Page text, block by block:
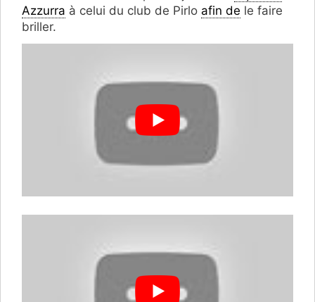
Azzurra à celui du club de Pirlo afin de le faire
briller.